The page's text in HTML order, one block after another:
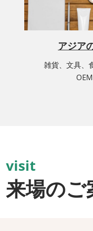
アジア
雑貨、文具、
visit
来場のご